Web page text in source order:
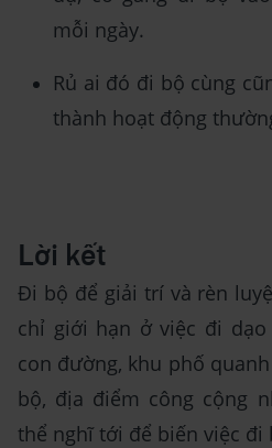
mỗi ngày.
Rủ ai đó đi bộ cùng
thành hoạt động
Lời kết
Đi bộ để giải trí và rèn
chỉ giới hạn ở việc đi
con đường, khu phố
bộ, địa điểm công cộng
thể nghĩ tới để biến việc